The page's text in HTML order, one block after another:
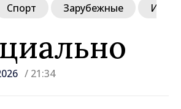
/ 21:34
Спорт Зарубежные